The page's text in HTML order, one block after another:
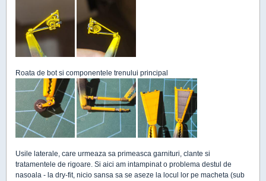
Roata de bot si componentele trenului principal
Usile laterale, care urmeaza sa primeasca garnituri, clante si
tratamentele de rigoare. Si aici am intampinat o problema destul de
nasoala - la dry-fit, nicio sansa sa se aseze la locul lor pe macheta (sub